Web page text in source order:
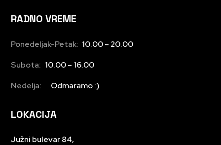
RADNO VREME
Ponedeljak-Petak: 10.00 – 20.00
Subota: 10.00 – 16.00
Nedelja:
Odmaramo :)
LOKACIJA
Južni bulevar 84,